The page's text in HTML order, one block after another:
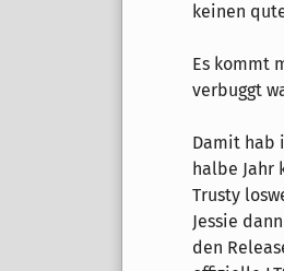
keinen
Es kommt
verbuggt
Damit hab
halbe Jahr
Trusty
Jessie
den